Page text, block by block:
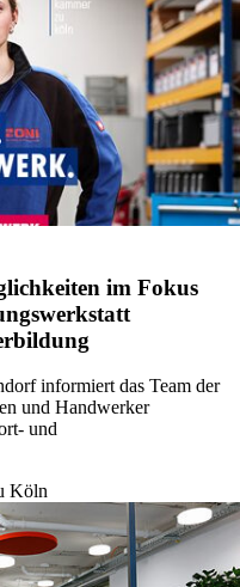
im Fokus
informiert das Team der
und Handwerker
und
Köln